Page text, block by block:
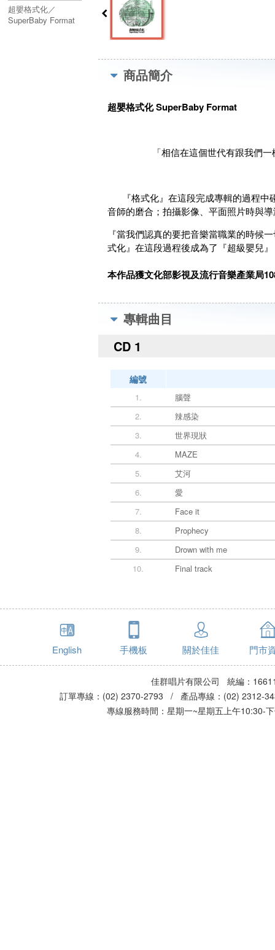
超嬰格式化／
SuperBaby Format
商品簡介
超嬰格式化 SuperBaby Format
「相信在這個世代有跟我們
『格式化』在這段完成專輯的過程
音師的磨合；拍攝影像、平面照片時與
『當我們認真的要把音樂當職業的時候
式化』在這段過程後成為了『超級嬰兒
本作品獲文化部影視及流行音樂產業局
專輯曲目
CD 1
編號
1.
腦聲
2.
辣感染
3.
世界現狀
4.
MAZE
5.
艾河
6.
愛
7.
Face it
8.
Prophecy
9.
Drown with me
10.
Final track
English 手機板 關於佳佳 門市
佳群唱片有限公司 統編：
訂單專線：(02) 2370-2793 / 產品專線：(02)
專線服務時間：星期一~星期五上午10:30-